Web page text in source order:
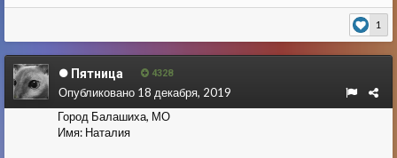
1
Пятница 4328
Город Балашиха, МО
Имя: Наталия
Опубликовано 18 декабря, 2019